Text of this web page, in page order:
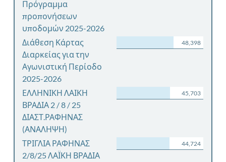
Πρόγραμμα
προπονήσεων
υποδομών 2025-2026
Διάθεση Κάρτας
Διαρκείας για την
Αγωνιστική Περίοδο
2025-2026
48,398
ΕΛΛΗΝΙΚΗ ΛΑΙΚΗ
ΒΡΑΔΙΑ 2 / 8 / 25
ΔΙΑΣΤ.ΡΑΦΗΝΑΣ
(ΑΝΑΛΗΨΗ)
45,703
ΤΡΙΓΛΙΑ ΡΑΦΗΝΑΣ
2/8/25 ΛΑΪΚΗ ΒΡΑΔΙΑ
44,724